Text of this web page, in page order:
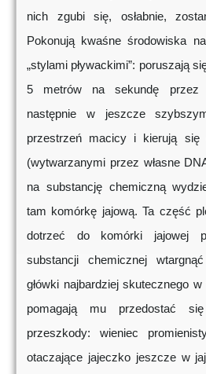
nich zgubi się, osłabnie,
Pokonują kwaśne środowiska
„stylami pływackimi”: poruszają
5 metrów na sekundę przez
następnie w jeszcze
przestrzeń macicy i kierują się
(wytwarzanymi przez własne
na substancję chemiczną
tam komórkę jajową. Ta część
dotrzeć do komórki jajowej
substancji chemicznej
główki najbardziej skutecznego
pomagają mu przedostać
przeszkody: wieniec
otaczające jajeczko jeszcze w